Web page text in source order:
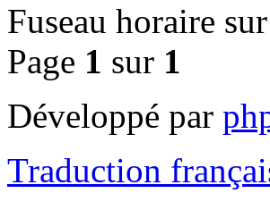
Fuseau horaire sur
Page 1 sur 1
Développé par
Traduction